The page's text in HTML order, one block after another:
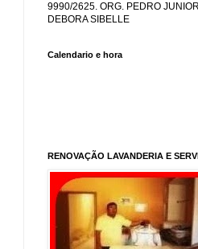
9990/2625. ORG. PEDRO
DEBORA SIBELLE
Calendario e hora
RENOVAÇÃO LAVANDERIA E